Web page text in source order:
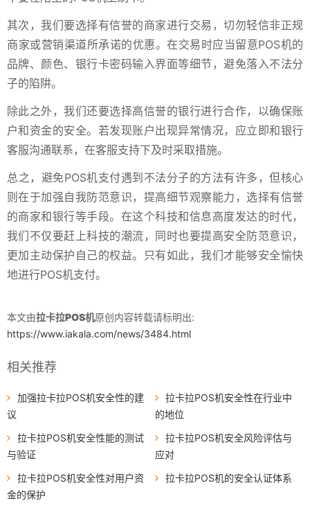
其次，我们要选择有信誉的商家进行交易，切勿轻信非正规
商家或营销渠道所承诺的优惠。在交易时应当留意POS机的
品牌、颜色、银行卡密码输入界面等细节，避免落入不法分
子的陷阱。
除此之外，我们还要选择高信誉的银行进行合作，以确保账
户和资金的安全。若发现账户出现异常情况，应立即和银行
客服沟通联系，在客服支持下及时采取措施。
总之，避免POS机支付遇到不法分子的方法有许多，但核心
则在于加强自我防范意识，提高细节观察能力，选择有信誉
的商家和银行等手段。在这个科技和信息高度发达的时代，
我们不仅要赶上科技的潮流，同时也要提高安全防范意识，
更加主动保护自己的权益。只有如此，我们才能够安全愉快
地进行POS机支付。
本文由拉卡拉POS机原创内容转载请标明出:
https://www.iakala.com/news/3484.html
相关推荐
加强拉卡拉POS机安全性的建
议
拉卡拉POS机安全性在行业中
的地位
拉卡拉POS机安全性能的测试
与验证
拉卡拉POS机安全风险评估与
应对
拉卡拉POS机安全性对用户资
金的保护
拉卡拉POS机的安全认证体系